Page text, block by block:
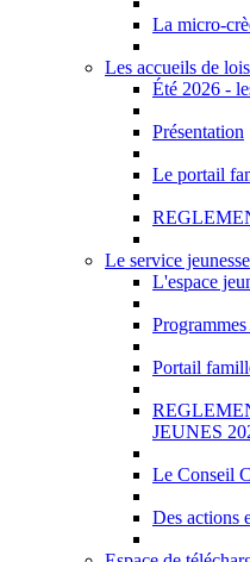
La micro-
Les accueils de
Été 2026 -
Présentation
Le portail
Le service jeunesse
L'espace
Portail
JEUNES
Le Conseil
Des actions